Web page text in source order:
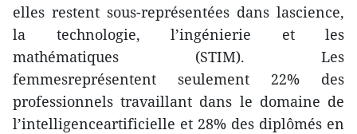
elles restent sous-représentées dans lascience,
la technologie, l’ingénierie et les
mathématiques (STIM). Les
femmesreprésentent seulement 22% des
professionnels travaillant dans le domaine de
l’intelligenceartificielle et 28% des diplômés en